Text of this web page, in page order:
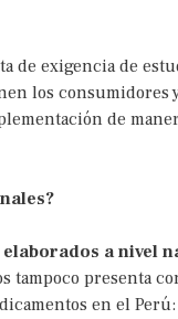
de exigencia de
los consumidores
de
a nivel
tampoco presenta
en el Perú: